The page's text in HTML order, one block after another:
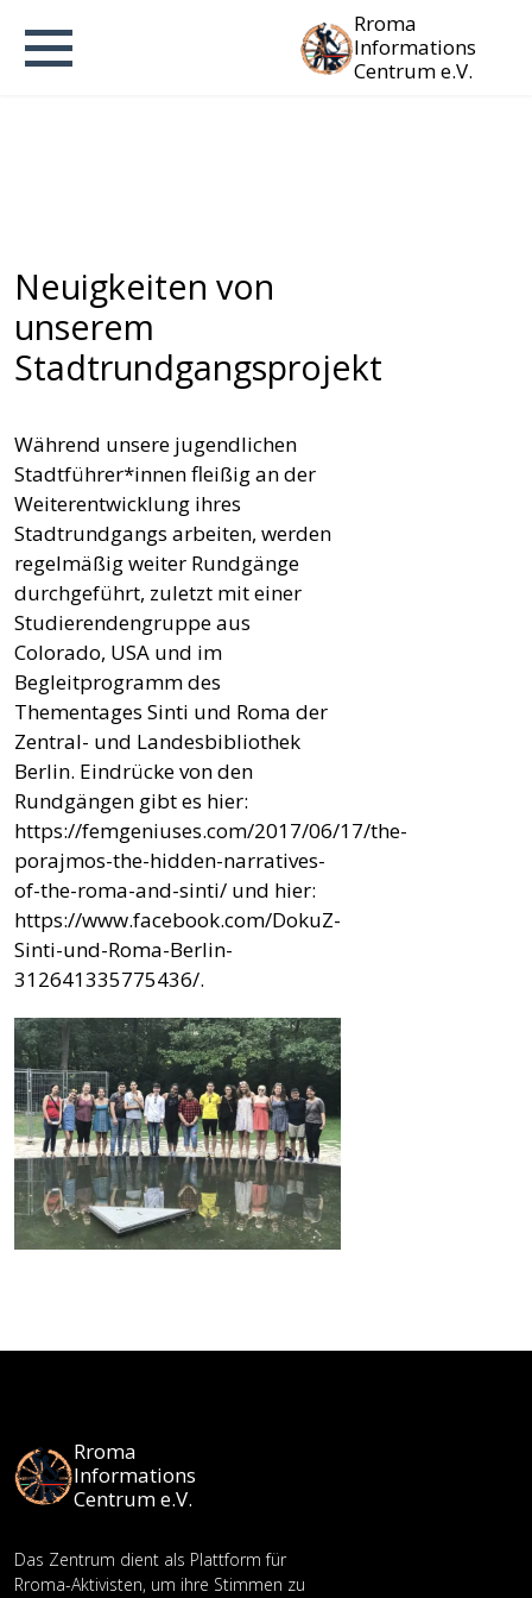
Rroma
Informations
Centrum e.V.
Neuigkeiten von
unserem
Stadtrundgangsprojekt
Während unsere jugendlichen
Stadtführer*innen fleißig an der
Weiterentwicklung ihres
Stadtrundgangs arbeiten, werden
regelmäßig weiter Rundgänge
durchgeführt, zuletzt mit einer
Studierendengruppe aus
Colorado, USA und im
Begleitprogramm des
Thementages Sinti und Roma der
Zentral- und Landesbibliothek
Berlin. Eindrücke von den
Rundgängen gibt es hier:
https://femgeniuses.com/2017/06/17/the-
porajmos-the-hidden-narratives-
of-the-roma-and-sinti/ und hier:
https://www.facebook.com/DokuZ-
Sinti-und-Roma-Berlin-
312641335775436/.
Rroma
Informations
Centrum e.V.
Das Zentrum dient als Plattform für
Rroma-Aktivisten, um ihre Stimmen zu